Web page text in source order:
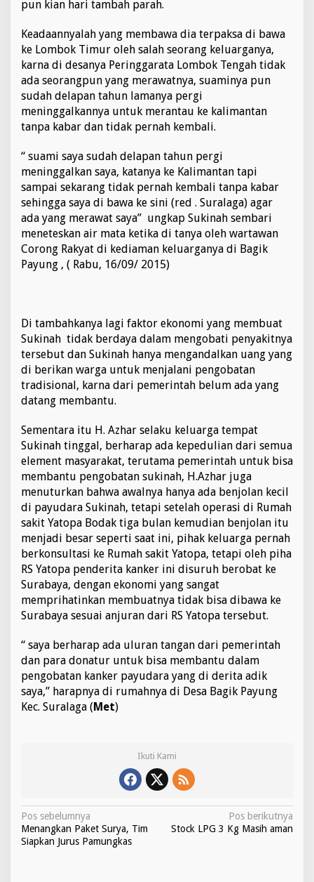
pun kian hari tambah parah.
Keadaannyalah yang membawa dia terpaksa di bawa
ke Lombok Timur oleh salah seorang keluarganya,
karna di desanya Peringgarata Lombok Tengah tidak
ada seorangpun yang merawatnya, suaminya pun
sudah delapan tahun lamanya pergi
meninggalkannya untuk merantau ke kalimantan
tanpa kabar dan tidak pernah kembali.
“ suami saya sudah delapan tahun pergi
meninggalkan saya, katanya ke Kalimantan tapi
sampai sekarang tidak pernah kembali tanpa kabar
sehingga saya di bawa ke sini (red . Suralaga) agar
ada yang merawat saya” ungkap Sukinah sembari
meneteskan air mata ketika di tanya oleh wartawan
Corong Rakyat di kediaman keluarganya di Bagik
Payung , ( Rabu, 16/09/ 2015)
Di tambahkanya lagi faktor ekonomi yang membuat
Sukinah tidak berdaya dalam mengobati penyakitnya
tersebut dan Sukinah hanya mengandalkan uang yang
di berikan warga untuk menjalani pengobatan
tradisional, karna dari pemerintah belum ada yang
datang membantu.
Sementara itu H. Azhar selaku keluarga tempat
Sukinah tinggal, berharap ada kepedulian dari semua
element masyarakat, terutama pemerintah untuk bisa
membantu pengobatan sukinah, H.Azhar juga
menuturkan bahwa awalnya hanya ada benjolan kecil
di payudara Sukinah, tetapi setelah operasi di Rumah
sakit Yatopa Bodak tiga bulan kemudian benjolan itu
menjadi besar seperti saat ini, pihak keluarga pernah
berkonsultasi ke Rumah sakit Yatopa, tetapi oleh piha
RS Yatopa penderita kanker ini disuruh berobat ke
Surabaya, dengan ekonomi yang sangat
memprihatinkan membuatnya tidak bisa dibawa ke
Surabaya sesuai anjuran dari RS Yatopa tersebut.
“ saya berharap ada uluran tangan dari pemerintah
dan para donatur untuk bisa membantu dalam
pengobatan kanker payudara yang di derita adik
saya,” harapnya di rumahnya di Desa Bagik Payung
Kec. Suralaga (Met)
Ikuti Kami
N
a
Pos sebelumnya
Menangkan Paket Surya, Tim
Siapkan Jurus Pamungkas
Pos berikutnya
Stock LPG 3 Kg Masih aman